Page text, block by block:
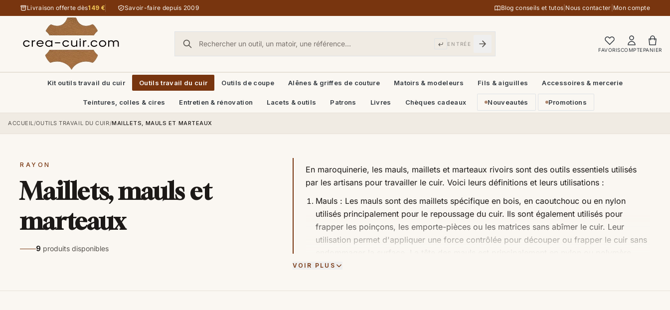
Aller au contenu
Livraison offerte dès149 € Savoir-faire depuis 2009 Blog conseils et tutos Nous contacter Mon compte
ENTRÉE
FAVORISCOMPTEPANIER
Kit outils travail du cuir Outils travail du cuir Outils de coupe Alênes & griffes de couture Matoirs & modeleurs Fils & aiguilles Accessoires & mercerie
Teintures, colles & cires Entretien & rénovation Lacets & outils Patrons Livres Chèques cadeaux Nouveautés Promotions
ACCUEIL/OUTILS TRAVAIL DU CUIR/MAILLETS, MAULS ET MARTEAUX
RAYON
Maillets, mauls et
marteaux
9 produits disponibles
En maroquinerie, les mauls, maillets et marteaux rivoirs sont des outils essentiels utilisés
par les artisans pour travailler le cuir. Voici leurs définitions et leurs utilisations :
Mauls : Les mauls sont des maillets spécifique en bois, en caoutchouc ou en nylon
utilisés principalement pour le repoussage du cuir. Ils sont également utilisés pour
frapper les poinçons, les emporte-pièces ou les matrices sans abîmer le cuir. Leur
utilisation permet d'appliquer une force contrôlée pour découper ou frapper le cuir sans
Maillets :
VOIR PLUS